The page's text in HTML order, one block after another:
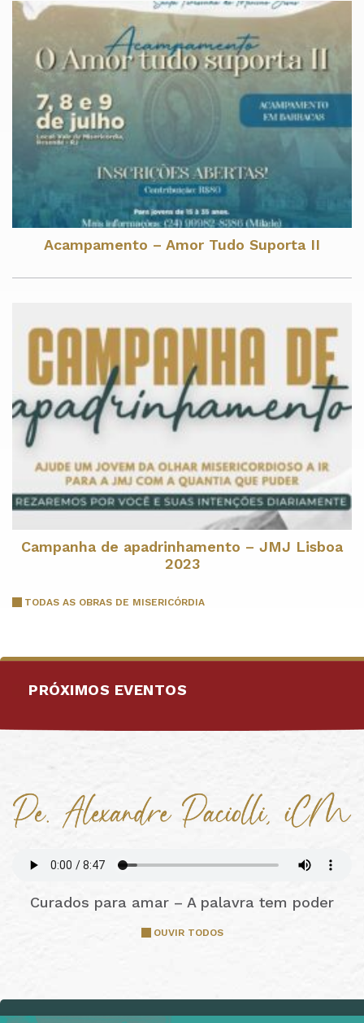
Acampamento – Amor Tudo Suporta II
Campanha de apadrinhamento – JMJ Lisboa
2023
TODAS AS OBRAS DE MISERICÓRDIA
PRÓXIMOS EVENTOS
Curados para amar – A palavra tem poder
OUVIR TODOS